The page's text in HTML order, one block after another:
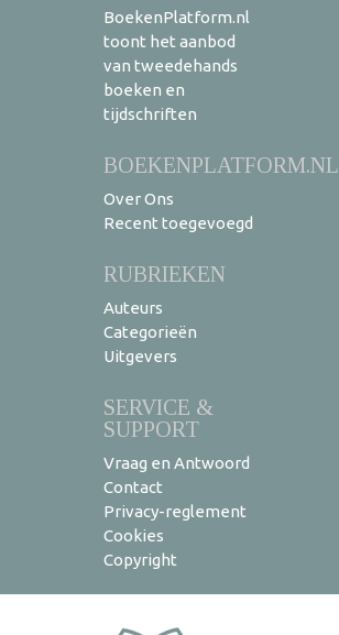
BoekenPlatform.nl
toont het aanbod
van tweedehands
boeken en
tijdschriften
BOEKENPLATFORM.NL
Over Ons
Recent toegevoegd
RUBRIEKEN
Auteurs
Categorieën
Uitgevers
SERVICE &
SUPPORT
Vraag en Antwoord
Contact
Privacy-reglement
Cookies
Copyright